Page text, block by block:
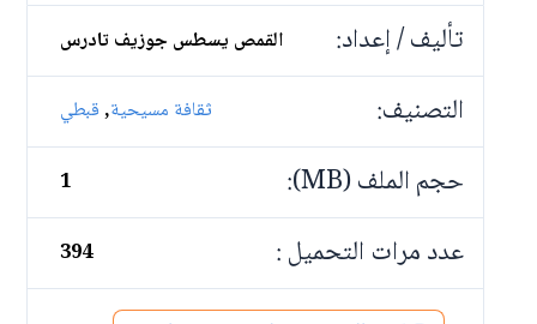
تأليف / إعداد:
القمص يسطس جوزيف تادرس
التصنيف: ثقافة مسيحية,قبطي
حجم الملف (MB): 1
عدد مرات التحميل : 394